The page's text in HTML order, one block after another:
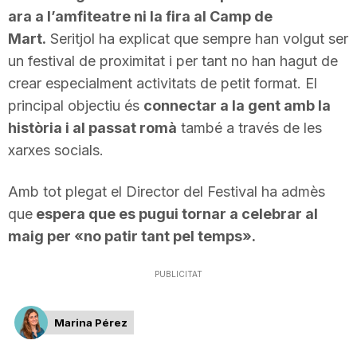
g
n
ara a l’amfiteatre ni la fira al Camp de
Mart. Seritjol ha explicat que sempre han volgut ser
un festival de proximitat i per tant no han hagut de
crear especialment activitats de petit format. El
principal objectiu és connectar a la gent amb la
història i al passat romà també a través de les
xarxes socials.
Amb tot plegat el Director del Festival ha admès
que espera que es pugui tornar a celebrar al
maig per «no patir tant pel temps».
PUBLICITAT
Marina Pérez